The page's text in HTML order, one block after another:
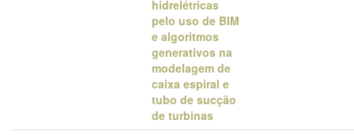
hidrelétricas
pelo uso de BIM
e algoritmos
generativos na
modelagem de
caixa espiral e
tubo de sucção
de turbinas